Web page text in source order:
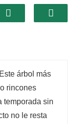
T010
el
llevar la
imita la
con
serie es
ya sea
Este árbol más
rincones
temporada sin
no le resta